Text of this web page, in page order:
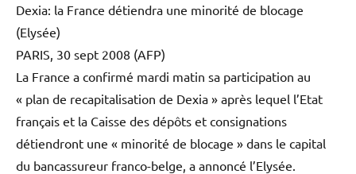
Dexia: la France détiendra une minorité de blocage
(Elysée)
PARIS, 30 sept 2008 (AFP)
La France a confirmé mardi matin sa participation au
« plan de recapitalisation de Dexia » après lequel l’Etat
français et la Caisse des dépôts et consignations
détiendront une « minorité de blocage » dans le capital
du bancassureur franco-belge, a annoncé l’Elysée.